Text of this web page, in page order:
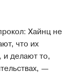
Хайнц не
что их
и делают то,
—